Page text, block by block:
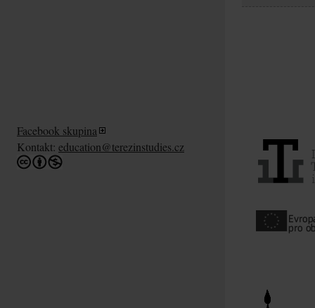
Facebook skupina
Kontakt: education@terezinstudies.cz